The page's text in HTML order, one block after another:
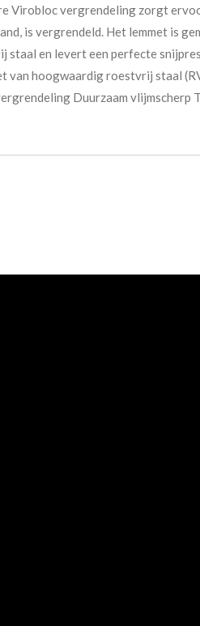
Virobloc vergrendeling zorgt
is vergrendeld. Het lemmet is
staal en levert een perfecte
van hoogwaardig roestvrij staal
Duurzaam vlijmscherp